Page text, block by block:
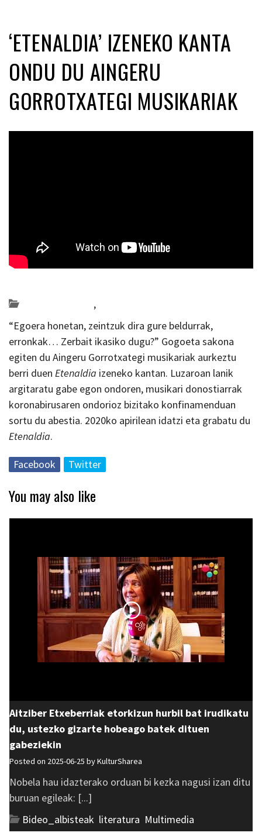
‘ETENALDIA’ IZENEKO KANTA
ONDU DU AINGERU
GORROTXATEGI MUSIKARIAK
,
“Egoera honetan, zeintzuk dira gure beldurrak,
erronkak… Zerbait ikasiko dugu?” Gogoeta sakona
egiten du Aingeru Gorrotxategi musikariak aurkeztu
berri duen Etenaldia izeneko kantan. Luzaroan lanik
argitaratu gabe egon ondoren, musikari donostiarrak
koronabirusaren ondorioz bizitako konfinamenduan
sortu du abestia. 2020ko apirilean idatzi eta grabatu du
Etenaldia.
Facebook Twitter
You may also like
Aitziber Etxeberriak etorkizun hurbil bat irudikatu
du, ustezko gizarte hobeago batek dituen
gabeziekin
Posted on 2025-06-25 byKulturSharea
Nobela hau idazterako orduan bi kezka nagusi izan ditu
buruan egileak: [...]
Bideo_albisteak literatura Multimedia